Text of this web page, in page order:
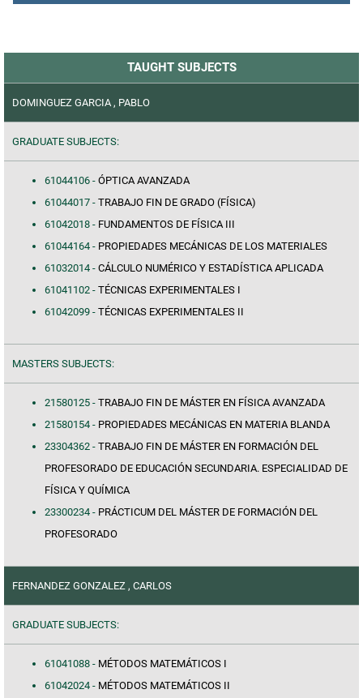
TAUGHT SUBJECTS
DOMINGUEZ GARCIA , PABLO
GRADUATE SUBJECTS:
61044106 - ÓPTICA AVANZADA
61044017 - TRABAJO FIN DE GRADO (FÍSICA)
61042018 - FUNDAMENTOS DE FÍSICA III
61044164 - PROPIEDADES MECÁNICAS DE LOS MATERIALES
61032014 - CÁLCULO NUMÉRICO Y ESTADÍSTICA APLICADA
61041102 - TÉCNICAS EXPERIMENTALES I
61042099 - TÉCNICAS EXPERIMENTALES II
MASTERS SUBJECTS:
21580125 - TRABAJO FIN DE MÁSTER EN FÍSICA AVANZADA
21580154 - PROPIEDADES MECÁNICAS EN MATERIA BLANDA
23304362 - TRABAJO FIN DE MÁSTER EN FORMACIÓN DEL
PROFESORADO DE EDUCACIÓN SECUNDARIA. ESPECIALIDAD DE
FÍSICA Y QUÍMICA
23300234 - PRÁCTICUM DEL MÁSTER DE FORMACIÓN DEL
PROFESORADO
FERNANDEZ GONZALEZ , CARLOS
GRADUATE SUBJECTS:
61041088 - MÉTODOS MATEMÁTICOS I
61042024 - MÉTODOS MATEMÁTICOS II